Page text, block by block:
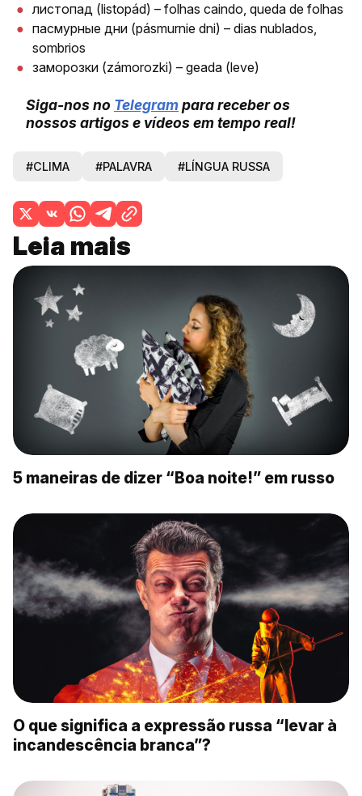
листопад (listopád) – folhas caindo, queda de folhas
пасмурные дни (pásmurnie dni) – dias nublados,
sombrios
заморозки (zámorozki) – geada (leve)
Siga-nos no Telegrampara receber os
nossos artigos e vídeos em tempo real!
#CLIMA #PALAVRA #LÍNGUA RUSSA
Leia mais
5 maneiras de dizer “Boa noite!” em russo
O que significa a expressão russa “levar à
incandescência branca”?